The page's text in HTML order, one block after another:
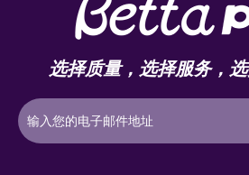
选择质量，选择服务，